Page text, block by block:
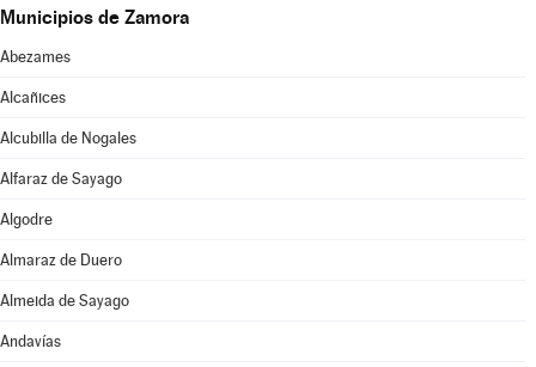
Municipios de Zamora
Abezames
Alcañices
Alcubilla de Nogales
Alfaraz de Sayago
Algodre
Almaraz de Duero
Almeida de Sayago
Andavías